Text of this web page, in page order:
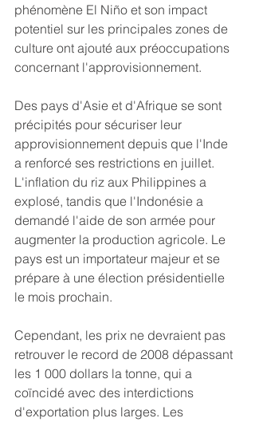
phénomène El Niño et son impact
potentiel sur les principales zones de
culture ont ajouté aux préoccupations
concernant l'approvisionnement.
Des pays d'Asie et d'Afrique se sont
précipités pour sécuriser leur
approvisionnement depuis que l'Inde
a renforcé ses restrictions en juillet.
L'inflation du riz aux Philippines a
explosé, tandis que l'Indonésie a
demandé l'aide de son armée pour
augmenter la production agricole. Le
pays est un importateur majeur et se
prépare à une élection présidentielle
le mois prochain.
Cependant, les prix ne devraient pas
retrouver le record de 2008 dépassant
les 1 000 dollars la tonne, qui a
coïncidé avec des interdictions
d'exportation plus larges. Les